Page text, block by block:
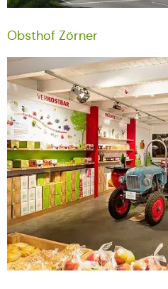
Obsthof Zörner